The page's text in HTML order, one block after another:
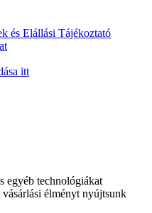
és Elállási Tájékoztató
itt
egyéb technológiákat
élményt nyújtsunk